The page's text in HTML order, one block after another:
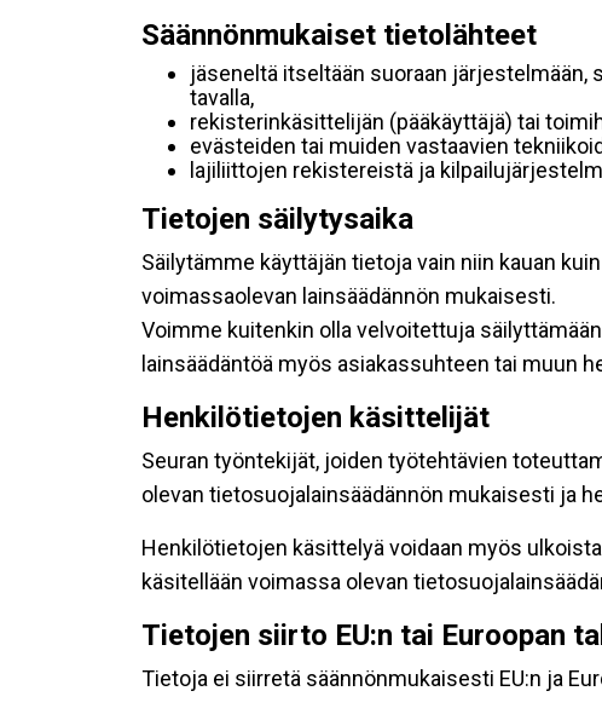
Säännönmukaiset tietolähteet
jäseneltä itseltään suoraan järjestelmään,
tavalla,
rekisterinkäsittelijän (pääkäyttäjä) tai
evästeiden tai muiden vastaavien
lajiliittojen rekistereistä ja
Tietojen säilytysaika
Säilytämme käyttäjän tietoja vain niin kauan
voimassaolevan lainsäädännön mukaisesti.
Voimme kuitenkin olla velvoitettuja
lainsäädäntöä myös asiakassuhteen tai muun
Henkilötietojen käsittelijät
Seuran työntekijät, joiden työtehtävien
olevan tietosuojalainsäädännön mukaisesti ja
Henkilötietojen käsittelyä voidaan myös
käsitellään voimassa olevan
Tietojen siirto EU:n tai Euroopan
Tietoja ei siirretä säännönmukaisesti EU:n ja